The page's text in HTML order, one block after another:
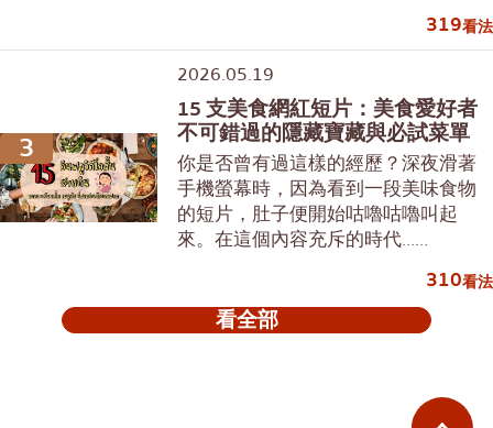
319看法
3
2026.05.19
15 支美食網紅短片：美食愛好者
不可錯過的隱藏寶藏與必試菜單
你是否曾有過這樣的經歷？深夜滑著
手機螢幕時，因為看到一段美味食物
的短片，肚子便開始咕嚕咕嚕叫起
來。在這個內容充斥的時代……
310看法
看全部